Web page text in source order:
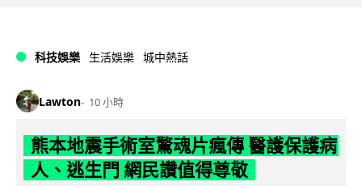
科技娛樂 生活娛樂 城中熱話
Lawton 10 小時
熊本地震手術室驚魂片瘋傳 醫護保護病
人、逃生門 網民讚值得尊敬